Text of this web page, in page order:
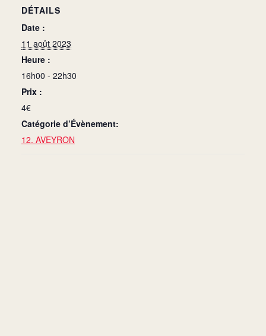
DÉTAILS
Date :
11 août 2023
Heure :
16h00 - 22h30
Prix :
4€
Catégorie d’Évènement:
12. AVEYRON